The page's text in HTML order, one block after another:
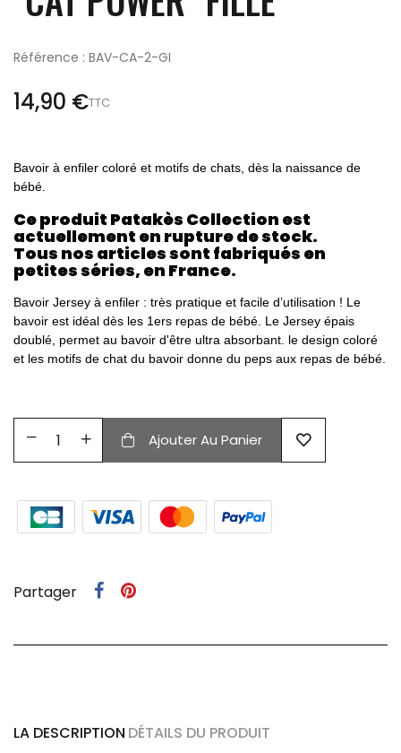
Référence : BAV-CA-2-GI
14,90 €TTC
Bavoir à enfiler coloré et motifs de chats, dès la naissance de
bébé.
Ce produit Patakès Collection est
actuellement en rupture de stock.
Tous nos articles sont fabriqués en
petites séries, en France.
Bavoir Jersey à enfiler : très pratique et facile d’utilisation ! Le
bavoir est idéal dès les 1ers repas de bébé. Le Jersey épais
doublé, permet au bavoir d'être ultra absorbant. le design coloré
et les motifs de chat du bavoir donne du peps aux repas de bébé.
Ajouter Au Panier
Partager
LA DESCRIPTION DÉTAILS DU PRODUIT